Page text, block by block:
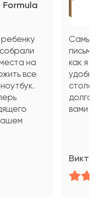
Formula
на
все
Самый
как я
вами